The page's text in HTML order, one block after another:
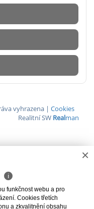
vyhrazena | Cookies
Realitní SW Realman
×
ℹ
funkčnost webu a pro
Cookies třetích
a zkvalitnění obsahu